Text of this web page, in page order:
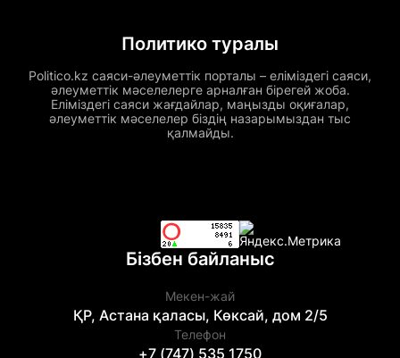
Политико туралы
Politico.kz саяси-әлеуметтік порталы – еліміздегі саяси,
әлеуметтік мәселелерге арналған бірегей жоба.
Еліміздегі саяси жағдайлар, маңызды оқиғалар,
әлеуметтік мәселелер біздің назарымыздан тыс
қалмайды.
Бізбен байланыс
Мекен-жай
ҚР, Астана қаласы, Көксай, дом 2/5
Телефон
+7 (747) 535 1750